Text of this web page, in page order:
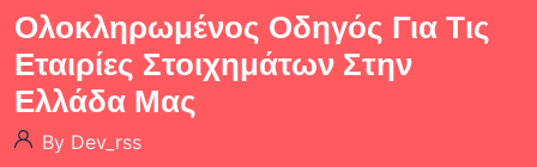
Ολοκληρωμένος Οδηγός Για Τις
Εταιρίες Στοιχημάτων Στην
Ελλάδα Μας
By Dev_rss